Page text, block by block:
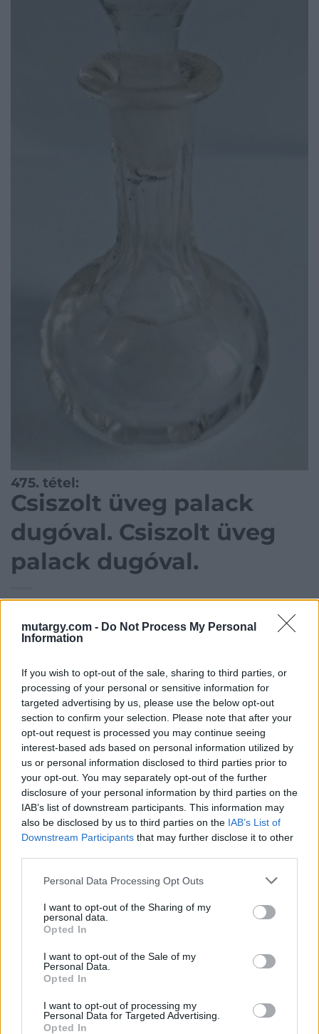
mutargy.com - Do Not Process My Personal
Information
If you wish to opt-out of the sale, sharing to third parties, or
processing of your personal or sensitive information for
targeted advertising by us, please use the below opt-out
section to confirm your selection. Please note that after your
opt-out request is processed you may continue seeing
interest-based ads based on personal information utilized by
us or personal information disclosed to third parties prior to
your opt-out. You may separately opt-out of the further
disclosure of your personal information by third parties on the
IAB’s list of downstream participants. This information may
also be disclosed by us to third parties on the IAB’s List of
Downstream Participants that may further disclose it to other
Personal Data Processing Opt Outs
I want to opt-out of the Sharing of my
personal data.
Opted In
I want to opt-out of the Sale of my
Personal Data.
Opted In
I want to opt-out of processing my
Personal Data for Targeted Advertising.
Opted In
475. tétel:
Csiszolt üveg palack
dugóval. Csiszolt üveg
palack dugóval.
Kategória:Néprajzi tárgyak
Aukció adatai
108. árverés
Aukció dátuma: 2022.09.25
Aukció ideje: 16:00
Aukció helye: aukcio.net
Tételszám: 475
Eladó adatai
Eladó:Aukcio.net - Mike
+36703805044
Weboldal:http://www.aukcio.net